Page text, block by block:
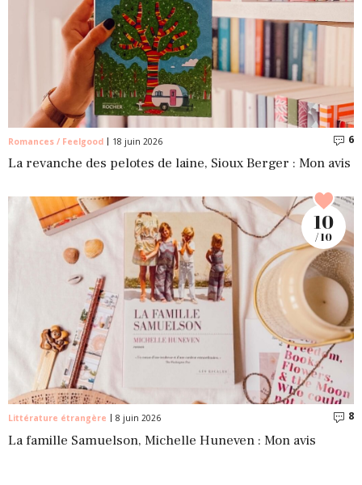
Romances / Feelgood 18 juin 2026 6
La revanche des pelotes de laine, Sioux Berger : Mon avis
Littérature étrangère 8 juin 2026 8
La famille Samuelson, Michelle Huneven : Mon avis
10
/ 10